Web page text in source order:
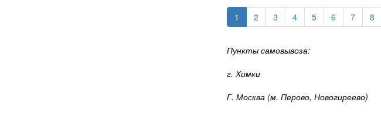
1 2 3 4 5 6 7 8
Пункты самовывоза:
г. Химки
Г. Москва (м. Перово, Новогиреево)